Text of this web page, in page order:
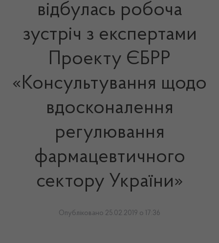
відбулась робоча
зустріч з експертами
Проекту ЄБРР
«Консультування щодо
вдосконалення
регулювання
фармацевтичного
сектору України»
Опубліковано 25.02.2019 о 17:36